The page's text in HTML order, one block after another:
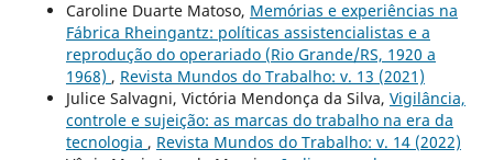
Caroline Duarte Matoso, Memórias e experiências na
Fábrica Rheingantz: políticas assistencialistas e a
reprodução do operariado (Rio Grande/RS, 1920 a
1968) , Revista Mundos do Trabalho: v. 13 (2021)
Julice Salvagni, Victória Mendonça da Silva, Vigilância,
controle e sujeição: as marcas do trabalho na era da
tecnologia , Revista Mundos do Trabalho: v. 14 (2022)